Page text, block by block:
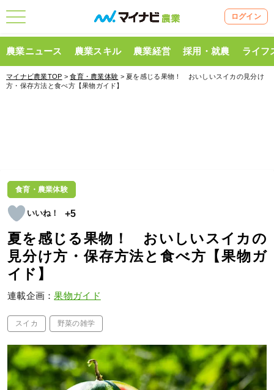
ログイン
農業ニュース 農業スキル 農業経営 採用・就農 ライフ
マイナビ農業TOP >食育・農業体験 > 夏を感じる果物！ おいしいスイカの見分け
方・保存方法と食べ方【果物ガイド】
食育・農業体験
+5
夏を感じる果物！ おいしいスイカの
見分け方・保存方法と食べ方【果物ガ
イド】
連載企画：果物ガイド
スイカ 野菜の雑学